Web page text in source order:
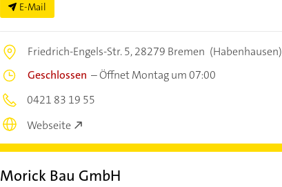
E-Mail
Friedrich-Engels-Str. 5,28279 Bremen (Habenhausen)
Geschlossen –Öffnet Montag um 07:00
0421 83 19 55
Webseite
Morick Bau GmbH